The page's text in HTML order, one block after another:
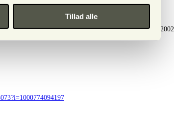
Tillad alle
på tv programmerne: “Jagten på den 6. sans” 2002